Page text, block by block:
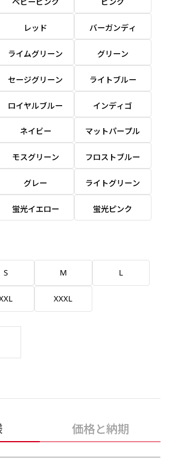
レッド バーガンディ
ライムグリーン グリーン
セージグリーン ライトブルー
ロイヤルブルー インディゴ
ネイビー マットパープル
モスグリーン フロストブルー
グレー ライトグリーン
蛍光イエロー 蛍光ピンク
S M L
XXXL
価格と納期
章でお知らせください。
［ +1,298円 ］
に沿って、文字をご指定くだ
（要画像確認）［ +1,598円
をお送りします。ご確認のお
に製作開始いたします。
に製作開始いたします。
［ +1,498円］
そって、デザイン画のファ
章でお知らせください。
（要画像確認）［ +1,798
をお送りします。ご確認のお
に製作開始いたします。
字等が変更いただけます。
コンパクト(45x150)
いサイズですが最近、注文が増
で多いです。 お店の外観の邪魔
い範囲で沢山飾れます。
がポイントです。ハーフ用のポ
タイプ・クリップタイプがござ
ンターや商品棚にぴったりで
コンパクト(150x45)
いサイズですが最近、注文が増
で多いです。 お店の外観の邪魔
い範囲で沢山飾れます。
さんの歩行や陳列した商品の邪
がポイントです。ハーフ用のポ
タイプ・クリップタイプがござ
ンターや商品棚にぴったりで
その他
※備考欄に要望をお書きください
Aバナー用チチ
（上2下2）
※備考欄に要望をお書きください